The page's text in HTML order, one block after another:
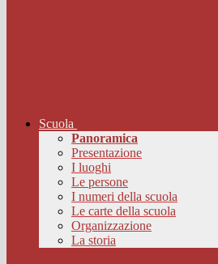
Scuola
Panoramica
Presentazione
I luoghi
Le persone
I numeri della scuola
Le carte della scuola
Organizzazione
La storia